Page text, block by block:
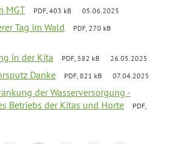
MGT PDF, 403 kB 05.06.2025
Tag im Wald
PDF, 270 kB
in der Kita PDF, 582 kB 26.05.2025
Danke PDF, 821 kB 07.04.2025
der Wasserversorgung -
Betriebs der Kitas und Horte
PDF,